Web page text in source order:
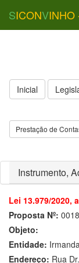
SICONVINHO
Inicial
Prestação de
Instrumento,
Lei 13.979/2020,
Proposta Nº:
Objeto:
Entidade:
Endereço: Rua